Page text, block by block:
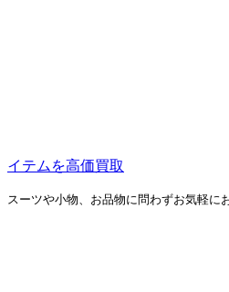
イテムを高価買取
スーツや小物、お品物に問わずお気軽に